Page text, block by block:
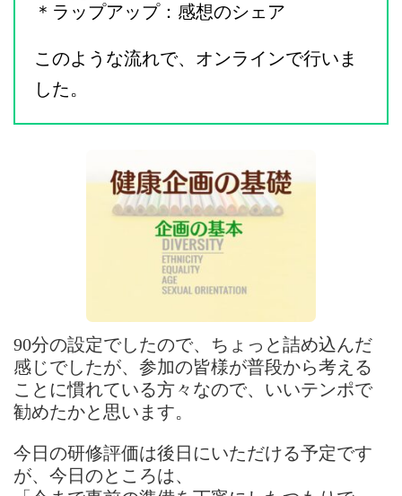
＊ラップアップ：感想のシェア
このような流れで、オンラインで行いま
した。
90分の設定でしたので、ちょっと詰め込んだ
感じでしたが、参加の皆様が普段から考える
ことに慣れている方々なので、いいテンポで
勧めたかと思います。
今日の研修評価は後日にいただける予定です
が、今日のところは、